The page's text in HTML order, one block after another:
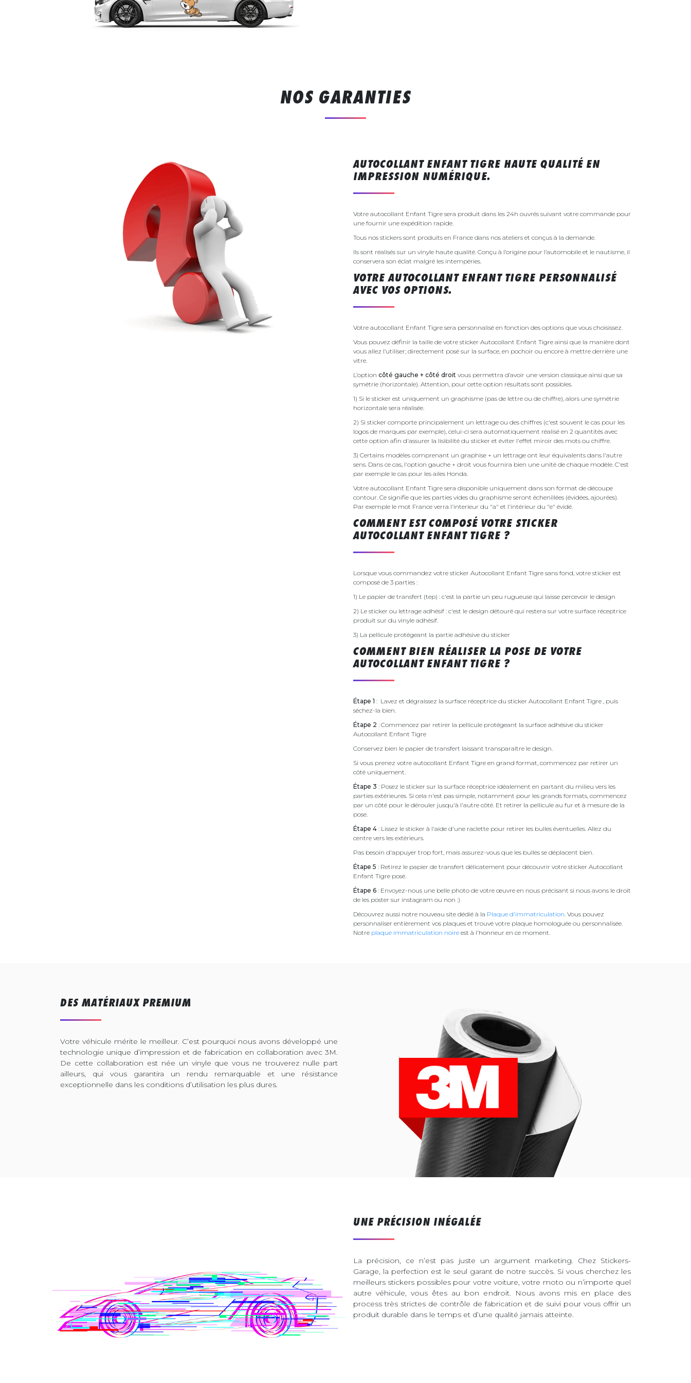
NOS GARANTIES
AUTOCOLLANT ENFANT TIGRE HAUTE QUALITÉ EN
IMPRESSION NUMÉRIQUE.
Votre autocollant Enfant Tigre sera produit dans les 24h ouvrés suivant votre commande pour
une fournir une expédition rapide.
Tous nos stickers sont produits en France dans nos ateliers et conçus à la demande.
Ils sont réalisés sur un vinyle haute qualité. Conçu à l’origine pour l’automobile et le nautisme, il
conservera son éclat malgré les intempéries.
VOTRE AUTOCOLLANT ENFANT TIGRE PERSONNALISÉ
AVEC VOS OPTIONS.
Votre autocollant Enfant Tigre sera personnalisé en fonction des options que vous choisissez.
Vous pouvez définir la taille de votre sticker Autocollant Enfant Tigre ainsi que la manière dont
vous allez l’utiliser; directement posé sur la surface, en pochoir ou encore à mettre derrière une
vitre.
L’option côté gauche + côté droit vous permettra d’avoir une version classique ainsi que sa
symétrie (horizontale). Attention, pour cette option résultats sont possibles.
1) Si le sticker est uniquement un graphisme (pas de lettre ou de chiffre), alors une symétrie
horizontale sera réalisée.
2) Si sticker comporte principalement un lettrage ou des chiffres (c'est souvent le cas pour les
logos de marques par exemple), celui-ci sera automatiquement réalisé en 2 quantités avec
cette option afin d'assurer la lisibilité du sticker et éviter l'effet miroir des mots ou chiffre.
3) Certains modèles comprenant un graphise + un lettrage ont leur équivalents dans l'autre
sens. Dans ce cas, l'option gauche + droit vous fournira bien une unité de chaque modèle. C'est
par exemple le cas pour les ailes Honda.
Votre autocollant Enfant Tigre sera disponible uniquement dans son format de découpe
contour. Ce signifie que les parties vides du graphisme seront échenillées (évidées, ajourées).
Par exemple le mot France verra l'interieur du "a" et l'intérieur du "e" évidé.
COMMENT EST COMPOSÉ VOTRE STICKER
AUTOCOLLANT ENFANT TIGRE ?
Lorsque vous commandez votre sticker Autocollant Enfant Tigre sans fond, votre sticker est
composé de 3 parties :
1) Le papier de transfert (tep) : c'est la partie un peu rugueuse qui laisse percevoir le design
2) Le sticker ou lettrage adhésif : c'est le design détouré qui restera sur votre surface réceptrice
produit sur du vinyle adhésif.
3) La pellicule protégeant la partie adhésive du sticker
COMMENT BIEN RÉALISER LA POSE DE VOTRE
AUTOCOLLANT ENFANT TIGRE ?
Étape 1 : Lavez et dégraissez la surface réceptrice du sticker Autocollant Enfant Tigre , puis
séchez-la bien.
Étape 2 : Commencez par retirer la pellicule protégeant la surface adhésive du sticker
Autocollant Enfant Tigre
Conservez bien le papier de transfert laissant transparaître le design.
Si vous prenez votre autocollant Enfant Tigre en grand format, commencez par retirer un
côté uniquement.
Étape 3 : Posez le sticker sur la surface réceptrice idéalement en partant du milieu vers les
parties extérieures. Si cela n'est pas simple, notamment pour les grands formats, commencez
par un côté pour le dérouler jusqu'à l'autre côté. Et retirer la pellicule au fur et à mesure de la
pose.
Étape 4 : Lissez le sticker à l'aide d'une raclette pour retirer les bulles éventuelles. Allez du
centre vers les extérieurs.
Pas besoin d'appuyer trop fort, mais assurez-vous que les bulles se déplacent bien.
Étape 5 : Retirez le papier de transfert délicatement pour découvrir votre sticker Autocollant
Enfant Tigre posé.
Étape 6 : Envoyez-nous une belle photo de votre œuvre en nous précisant si nous avons le droit
de les poster sur instagram ou non :)
Découvrez aussi notre nouveau site dédié à la Plaque d'immatriculation . Vous pouvez
personnaliser entièrement vos plaques et trouvé votre plaque homologuée ou personnalisée.
Notre plaque immatriculation noire est à l'honneur en ce moment.
DES MATÉRIAUX PREMIUM
Votre véhicule mérite le meilleur. C’est pourquoi nous avons développé une
technologie unique d’impression et de fabrication en collaboration avec 3M.
De cette collaboration est née un vinyle que vous ne trouverez nulle part
ailleurs, qui vous garantira un rendu remarquable et une résistance
exceptionnelle dans les conditions d’utilisation les plus dures.
UNE PRÉCISION INÉGALÉE
La précision, ce n’est pas juste un argument marketing. Chez Stickers-
Garage, la perfection est le seul garant de notre succès. Si vous cherchez les
meilleurs stickers possibles pour votre voiture, votre moto ou n’importe quel
autre véhicule, vous êtes au bon endroit. Nous avons mis en place des
process très strictes de contrôle de fabrication et de suivi pour vous offrir un
produit durable dans le temps et d’une qualité jamais atteinte.